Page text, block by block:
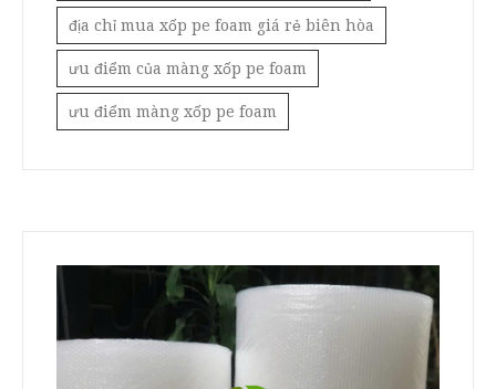
địa chỉ mua xốp pe foam giá rẻ biên hòa
ưu điểm của màng xốp pe foam
ưu điểm màng xốp pe foam